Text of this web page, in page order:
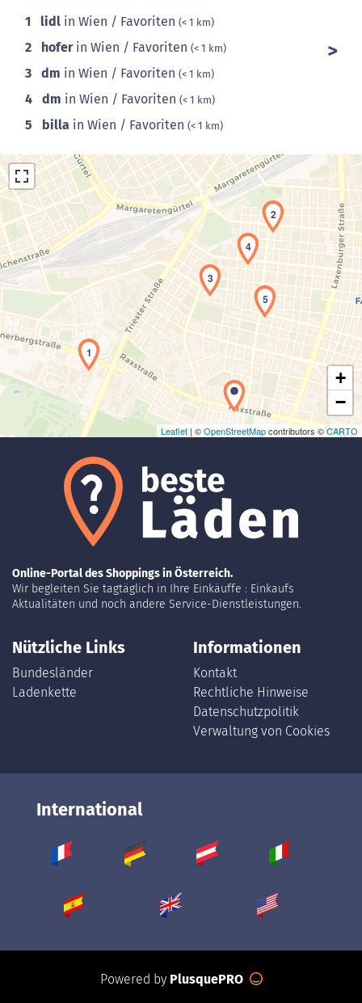
1 lidl in Wien / Favoriten (< 1 km)
2 hoferin Wien / Favoriten (< 1 km)
3 dm in Wien / Favoriten (< 1 km)
4 dm in Wien / Favoriten (< 1 km)
5 billa in Wien / Favoriten (< 1 km)
Laden der Karte...
1
2
3
4
5
+
−
Leaflet | ©OpenStreetMapcontributors ©CARTO
Online-Portal des Shoppings in Österreich.
Wir begleiten Sie tagtäglich in Ihre Einkäuffe : Einkaufs
Aktualitäten und noch andere Service-Dienstleistungen.
Nützliche Links
Bundesländer
Ladenkette
Informationen
Kontakt
Rechtliche Hinweise
Datenschutzpolitik
Verwaltung von Cookies
International
Powered by PlusquePRO